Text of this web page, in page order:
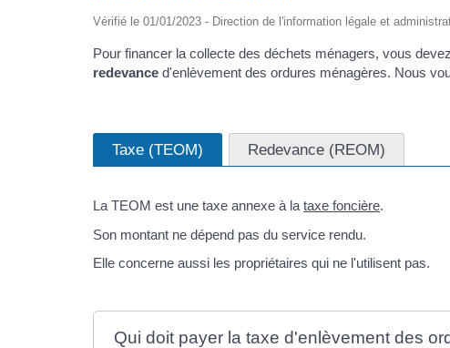
Vérifié le 01/01/2023 - Direction de l'information légale et
Pour financer la collecte des déchets ménagers, vous
redevance d'enlèvement des ordures ménagères. Nous
Taxe (TEOM) Redevance (REOM)
La TEOM est une taxe annexe à la taxe foncière.
Son montant ne dépend pas du service rendu.
Elle concerne aussi les propriétaires qui ne l'utilisent pas.
Qui doit payer la taxe d'enlèvement des